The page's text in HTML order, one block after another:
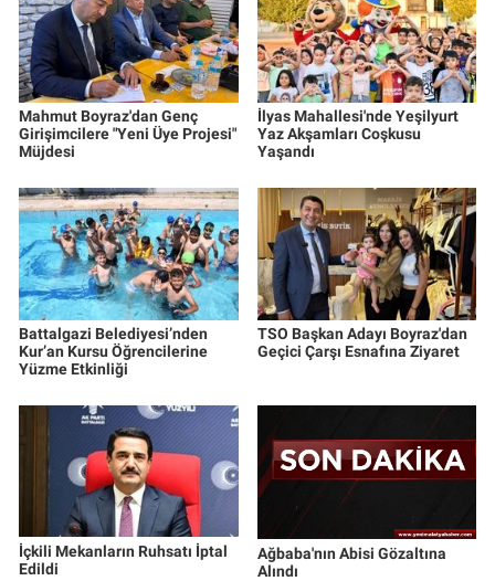
Mahmut Boyraz'dan Genç
Girişimcilere "Yeni Üye Projesi"
Müjdesi
İlyas Mahallesi'nde Yeşilyurt
Yaz Akşamları Coşkusu
Yaşandı
Battalgazi Belediyesi’nden
Kur’an Kursu Öğrencilerine
Yüzme Etkinliği
TSO Başkan Adayı Boyraz'dan
Geçici Çarşı Esnafına Ziyaret
İçkili Mekanların Ruhsatı İptal
Edildi
Ağbaba'nın Abisi Gözaltına
Alındı